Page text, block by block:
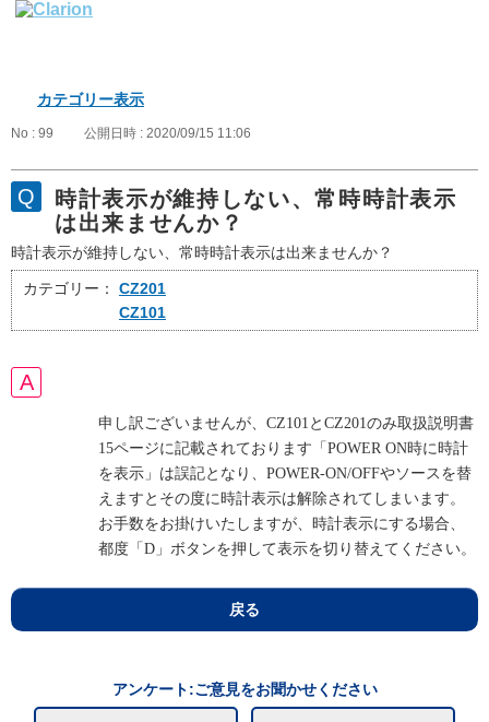
カテゴリー表示
No : 99 公開日時 : 2020/09/15 11:06
時計表示が維持しない、常時時計表示
は出来ませんか？
時計表示が維持しない、常時時計表示は出来ませんか？
カテゴリー：
CZ201
CZ101
申し訳ございませんが、CZ101とCZ201のみ取扱説明書
15ページに記載されております「POWER ON時に時計
を表示」は誤記となり、POWER-ON/OFFやソースを替
えますとその度に時計表示は解除されてしまいます。
お手数をお掛けいたしますが、時計表示にする場合、
都度「D」ボタンを押して表示を切り替えてください。
戻る
アンケート:ご意見をお聞かせください